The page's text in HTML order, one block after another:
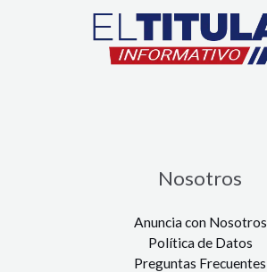
Nosotros
Anuncia con Nosotros
Política de Datos
Preguntas Frecuentes